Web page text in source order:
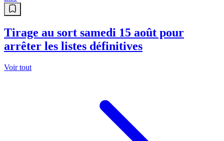
Tirage au sort samedi 15 août pour
arrêter les listes définitives
Voir tout